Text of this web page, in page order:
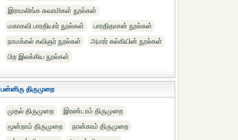
இராமலிங்க சுவாமிகள் நூல்கள்
மகாகவி பாரதியார் நூல்கள்
பாரதிதாசன் நூல்கள்
நாமக்கல் கவிஞர் நூல்கள்
அமரர் கல்கியின் நூல்கள்
பிற இலக்கிய நூல்கள்
பன்னிரு திருமுறை
முதல் திருமுறை
இரண்டாம் திருமுறை
மூன்றாம் திருமுறை
நான்காம் திருமுறை